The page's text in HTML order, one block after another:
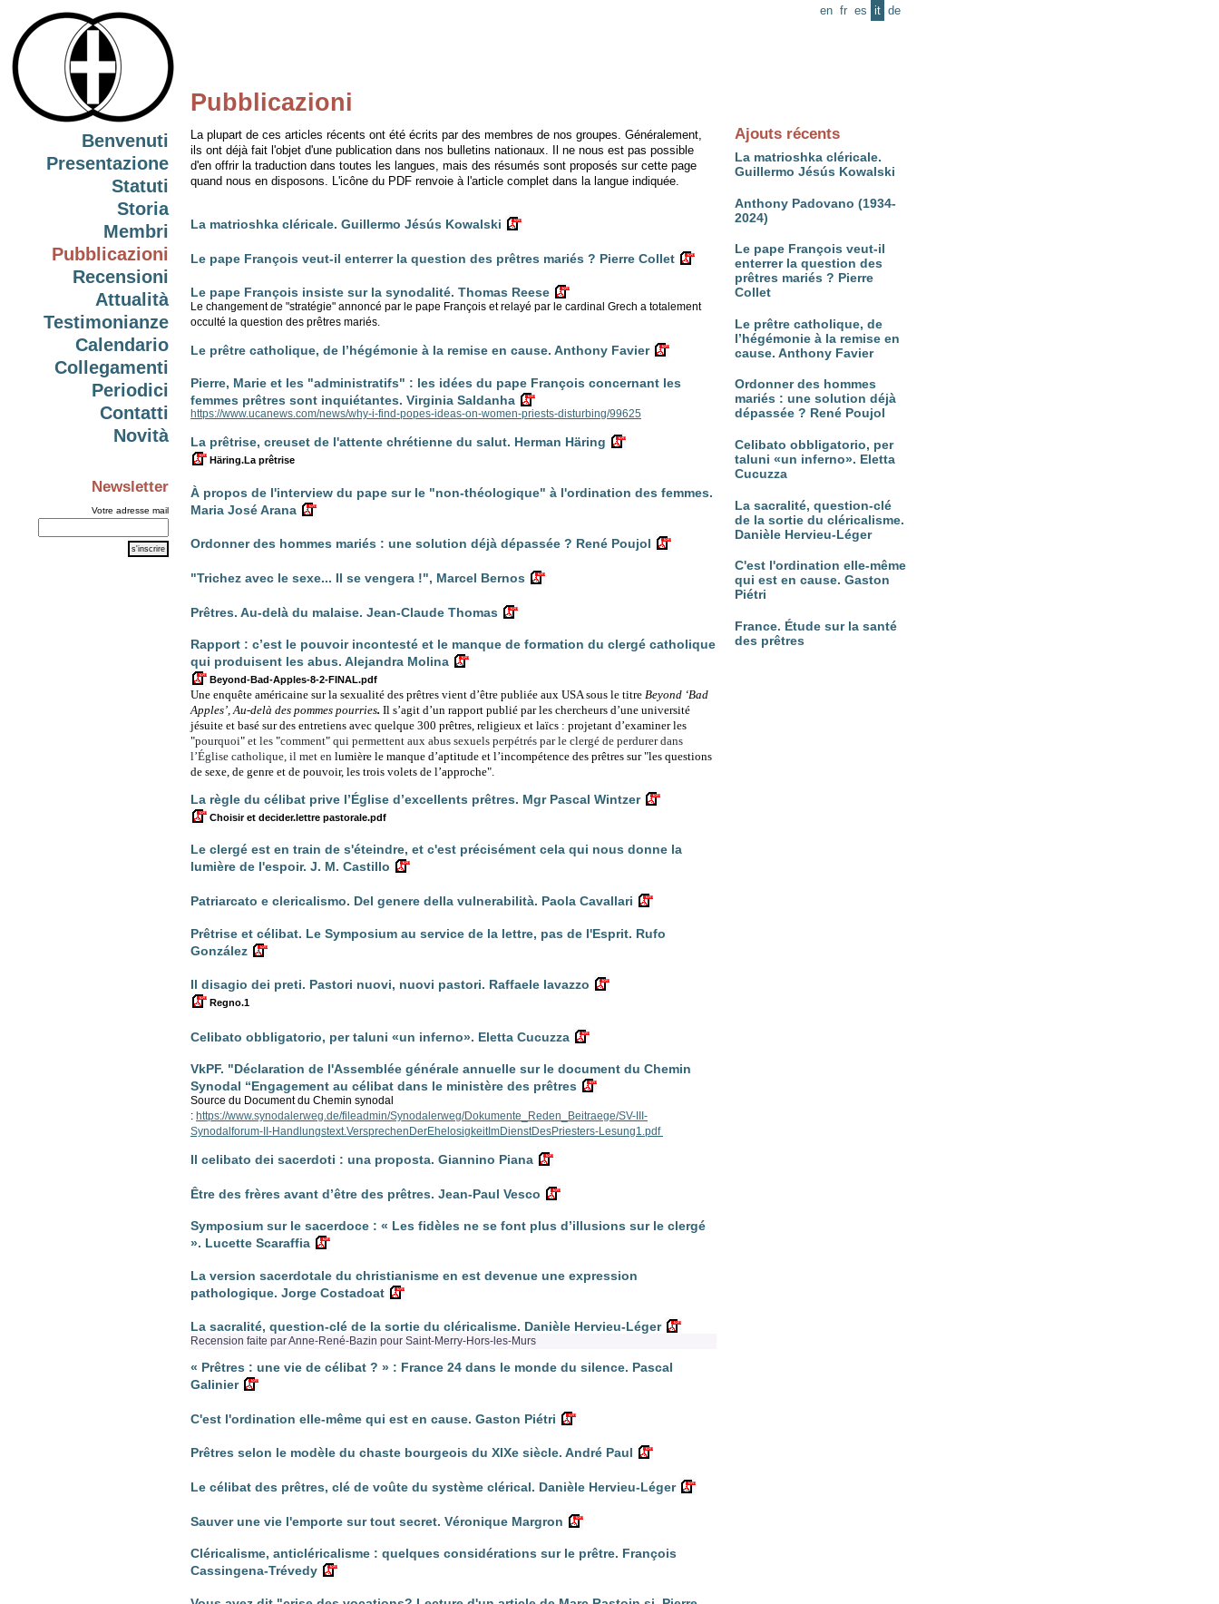
Benvenuti
Presentazione
Statuti
Storia
Membri
Pubblicazioni
Recensioni
Attualità
Testimonianze
Calendario
Collegamenti
Periodici
Contatti
Novità
Newsletter
Votre adresse mail
en fr es it de
Ajouts récents
La matrioshka cléricale.
Guillermo Jésús Kowalski
Anthony Padovano (1934-
2024)
Le pape François veut-il
enterrer la question des
prêtres mariés ? Pierre
Collet
Le prêtre catholique, de
l’hégémonie à la remise en
cause. Anthony Favier
Ordonner des hommes
mariés : une solution déjà
dépassée ? René Poujol
Celibato obbligatorio, per
taluni «un inferno». Eletta
Cucuzza
La sacralité, question-clé
de la sortie du cléricalisme.
Danièle Hervieu-Léger
C'est l'ordination elle-même
qui est en cause. Gaston
Piétri
France. Étude sur la santé
des prêtres
Pubblicazioni
La plupart de ces articles récents ont été écrits par des membres de nos groupes. Généralement,
ils ont déjà fait l'objet d'une publication dans nos bulletins nationaux. Il ne nous est pas possible
d'en offrir la traduction dans toutes les langues, mais des résumés sont proposés sur cette page
quand nous en disposons. L'icône du PDF renvoie à l'article complet dans la langue indiquée.
La matrioshka cléricale. Guillermo Jésús Kowalski
Le pape François veut-il enterrer la question des prêtres mariés ? Pierre Collet
Le pape François insiste sur la synodalité. Thomas Reese
Le changement de "stratégie" annoncé par le pape François et relayé par le cardinal Grech a totalement
occulté la question des prêtres mariés.
Le prêtre catholique, de l’hégémonie à la remise en cause. Anthony Favier
Pierre, Marie et les "administratifs" : les idées du pape François concernant les
femmes prêtres sont inquiétantes. Virginia Saldanha
https://www.ucanews.com/news/why-i-find-popes-ideas-on-women-priests-disturbing/99625
La prêtrise, creuset de l'attente chrétienne du salut. Herman Häring
Häring.La prêtrise
À propos de l'interview du pape sur le "non-théologique" à l'ordination des femmes.
Maria José Arana
Ordonner des hommes mariés : une solution déjà dépassée ? René Poujol
"Trichez avec le sexe... Il se vengera !", Marcel Bernos
Prêtres. Au-delà du malaise. Jean-Claude Thomas
Rapport : c’est le pouvoir incontesté et le manque de formation du clergé catholique
qui produisent les abus. Alejandra Molina
Beyond-Bad-Apples-8-2-FINAL.pdf
Une enquête américaine sur la sexualité des prêtres vient d’être publiée aux USA sous le titre Beyond ‘Bad
Apples’, Au-delà des pommes pourries. Il s’agit d’un rapport publié par les chercheurs d’une université
jésuite et basé sur des entretiens avec quelque 300 prêtres, religieux et laïcs : projetant d’examiner les
"pourquoi" et les "comment" qui permettent aux abus sexuels perpétrés par le clergé de perdurer dans
l’Église catholique, il met en lumière le manque d’aptitude et l’incompétence des prêtres sur"les questions
de sexe, de genre et de pouvoir, les trois volets de l’approche".
La règle du célibat prive l’Église d’excellents prêtres. Mgr Pascal Wintzer
Choisir et decider.lettre pastorale.pdf
Le clergé est en train de s'éteindre, et c'est précisément cela qui nous donne la
lumière de l'espoir. J. M. Castillo
Patriarcato e clericalismo. Del genere della vulnerabilità. Paola Cavallari
Prêtrise et célibat. Le Symposium au service de la lettre, pas de l'Esprit. Rufo
González
Il disagio dei preti. Pastori nuovi, nuovi pastori. Raffaele Iavazzo
Regno.1
Celibato obbligatorio, per taluni «un inferno». Eletta Cucuzza
VkPF. "Déclaration de l'Assemblée générale annuelle sur le document du Chemin
Synodal “Engagement au célibat dans le ministère des prêtres
Source du Document du Chemin synodal
: https://www.synodalerweg.de/fileadmin/Synodalerweg/Dokumente_Reden_Beitraege/SV-III-
Synodalforum-II-Handlungstext.VersprechenDerEhelosigkeitImDienstDesPriesters-Lesung1.pdf
Il celibato dei sacerdoti : una proposta. Giannino Piana
Être des frères avant d’être des prêtres. Jean-Paul Vesco
Symposium sur le sacerdoce : « Les fidèles ne se font plus d’illusions sur le clergé
». Lucette Scaraffia
La version sacerdotale du christianisme en est devenue une expression
pathologique. Jorge Costadoat
La sacralité, question-clé de la sortie du cléricalisme. Danièle Hervieu-Léger
Recension faite par Anne-René-Bazin pour Saint-Merry-Hors-les-Murs
« Prêtres : une vie de célibat ? » : France 24 dans le monde du silence. Pascal
Galinier
C'est l'ordination elle-même qui est en cause. Gaston Piétri
Prêtres selon le modèle du chaste bourgeois du XIXe siècle. André Paul
Le célibat des prêtres, clé de voûte du système clérical. Danièle Hervieu-Léger
Sauver une vie l'emporte sur tout secret. Véronique Margron
Cléricalisme, anticléricalisme : quelques considérations sur le prêtre. François
Cassingena-Trévedy